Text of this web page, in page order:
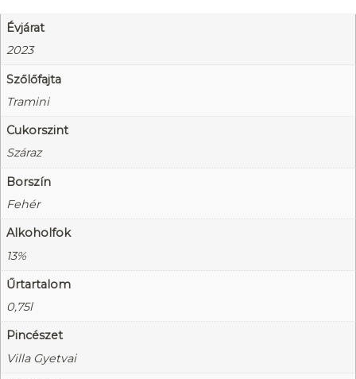
Évjárat
2023
Szőlőfajta
Tramini
Cukorszint
Száraz
Borszín
Fehér
Alkoholfok
13%
Űrtartalom
0,75l
Pincészet
Villa Gyetvai